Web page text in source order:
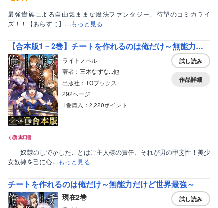
最強貴族による自由気ままな魔法ファンタジー、待望のコミカライ
ズ！！【あらすじ】…もっと見る
【合本版1－2巻】チートを作れるのは俺だけ～無能力だけど世界最強～
ノベル｜巻
ライトノベル
著者：三木なずな...他
出版社：TOブックス
292ページ
1巻購入：2,220ポイント
試し読み
作品詳細
――奴隷のしでかしたことはご主人様の責任、それが男の甲斐性！美少
女奴隷を己に心…もっと見る
チートを作れるのは俺だけ～無能力だけど世界最強～
現在2巻 試し読み